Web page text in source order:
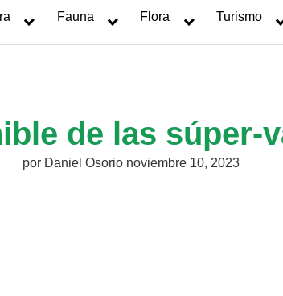
Fauna Flora Turismo
de las súper-
por Daniel Osorio noviembre 10, 2023